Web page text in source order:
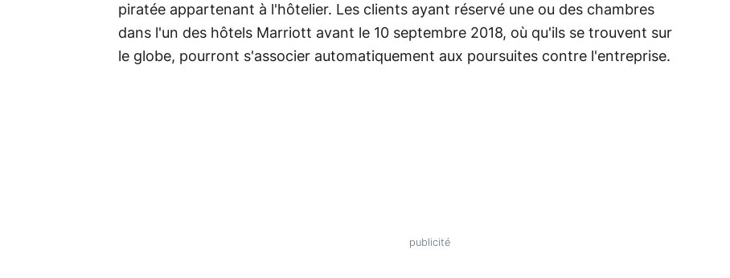
piratée appartenant à l'hôtelier. Les clients ayant réservé une ou des chambres
dans l'un des hôtels Marriott avant le 10 septembre 2018, où qu'ils se trouvent sur
le globe, pourront s'associer automatiquement aux poursuites contre l'entreprise.